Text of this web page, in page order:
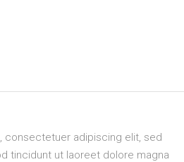
consectetuer adipiscing elit, sed
tincidunt ut laoreet dolore magna